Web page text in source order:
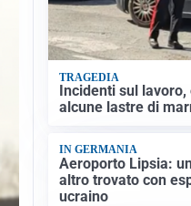
TRAGEDIA
Incidenti sul
alcune lastre di
IN GERMANIA
Aeroporto Lipsia:
altro trovato con
ucraino